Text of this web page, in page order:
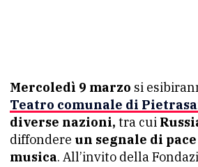
Mercoledì 9 marzo si
Teatro comunale di
diverse nazioni, tra cui
diffondere un segnale di
musica. All’invito della